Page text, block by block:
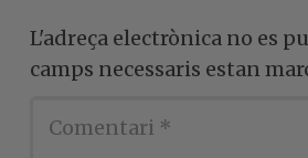
L'adreça electrònica no es
camps necessaris estan